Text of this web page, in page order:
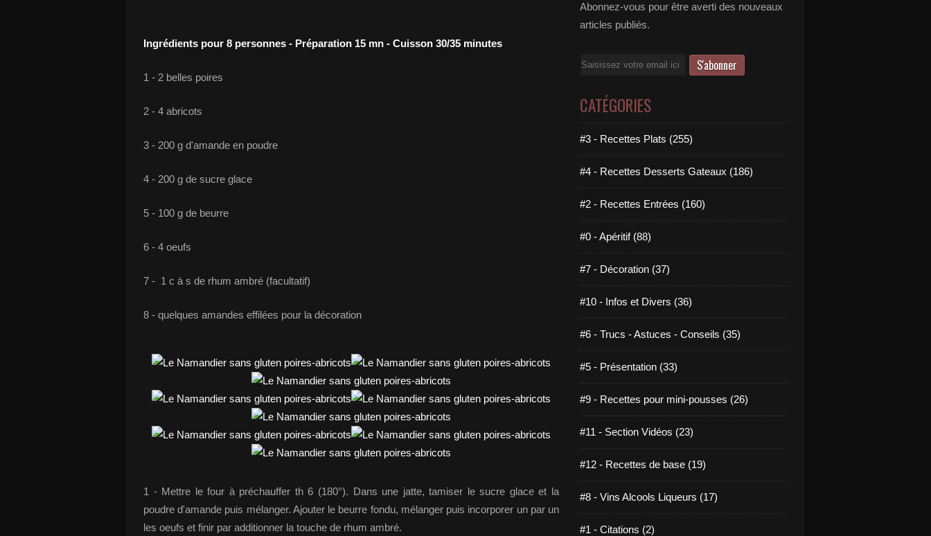
Ingrédients pour 8 personnes - Préparation 15 mn - Cuisson 30/35 minutes
1 - 2 belles poires
2 - 4 abricots
3 - 200 g d'amande en poudre
4 - 200 g de sucre glace
5 - 100 g de beurre
6 - 4 oeufs
7 - 1 c à s de rhum ambré (facultatif)
8 - quelques amandes effilées pour la décoration
1 - Mettre le four à préchauffer th 6 (180°). Dans une jatte, tamiser le sucre glace et la
poudre d'amande puis mélanger. Ajouter le beurre fondu, mélanger puis incorporer un par un
les oeufs et finir par additionner la touche de rhum ambré.
Abonnez-vous pour être averti des nouveaux
articles publiés.
Email
CATÉGORIES
#3 - Recettes Plats (255)
#4 - Recettes Desserts Gateaux (186)
#2 - Recettes Entrées (160)
#0 - Apéritif (88)
#7 - Décoration (37)
#10 - Infos et Divers (36)
#6 - Trucs - Astuces - Conseils (35)
#5 - Présentation (33)
#9 - Recettes pour mini-pousses (26)
#11 - Section Vidéos (23)
#12 - Recettes de base (19)
#8 - Vins Alcools Liqueurs (17)
#1 - Citations (2)